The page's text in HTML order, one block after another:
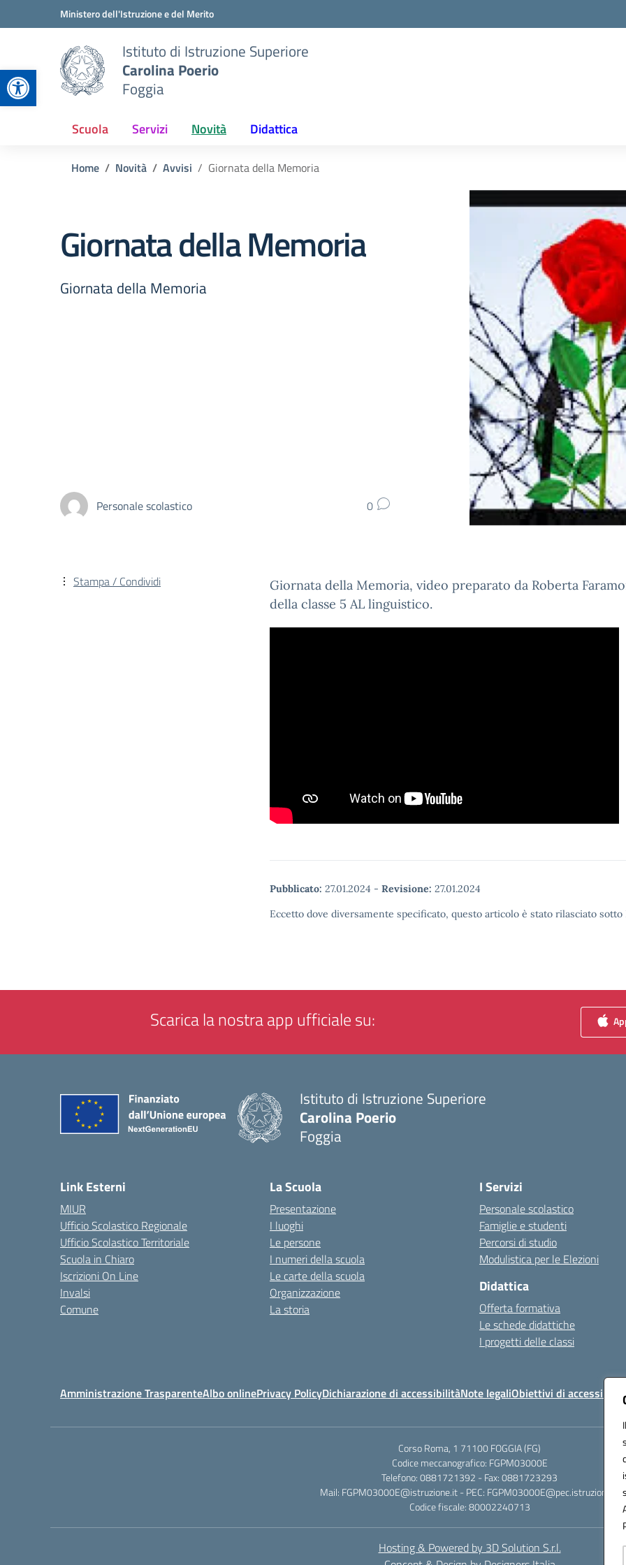
Apri la barra degli strumenti
Vai ai contenuti
Vai al menu di navigazioneMinistero dell'Istruzione e del Merito
Istituto di Istruzione Superiore
Carolina Poerio
Foggia
Scuola Servizi Novità Didattica
Home Novità Avvisi Giornata della Memoria
Giornata della Memoria
Giornata della Memoria
Personale scolastico 0
Giornata della Memoria, video preparato da Roberta
della classe 5 AL linguistico.
Pubblicato: 27.01.2024 - Revisione: 27.01.2024
Eccetto dove diversamente specificato, questo articolo è stato rilasciato
Stampa / Condividi
Scarica la nostra app ufficiale su:
Istituto di Istruzione Superiore
Carolina Poerio
Foggia
Link Esterni
MIUR
Ufficio Scolastico Regionale
Ufficio Scolastico Territoriale
Scuola in Chiaro
Iscrizioni On Line
Invalsi
Comune
La Scuola
Presentazione
I luoghi
Le persone
I numeri della scuola
Le carte della scuola
Organizzazione
La storia
I Servizi
Personale scolastico
Famiglie e studenti
Percorsi di studio
Modulistica per le Elezioni
Didattica
Offerta formativa
Le schede didattiche
I progetti delle classi
Amministrazione TrasparenteAlbo onlinePrivacy PolicyDichiarazione di accessibilitàNote legaliObiettivi di
Corso Roma, 1 71100 FOGGIA (FG)
Codice meccanografico: FGPM03000E
Telefono: 0881721392 - Fax: 0881723293
Mail: FGPM03000E@istruzione.it - PEC: FGPM03000E@pec.istruzione.it
Codice fiscale: 80002240713
Hosting & Powered by 3D Solution S.r.l.